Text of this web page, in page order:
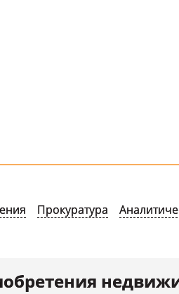
Прокуратура